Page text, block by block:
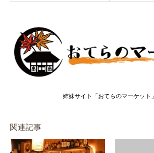
姉妹サイト「おてらのマーケット」
関連記事